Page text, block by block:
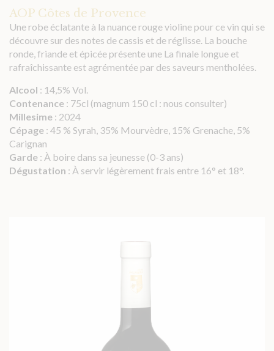
AOP Côtes de Provence
Une robe éclatante à la nuance rouge violine pour ce vin qui se
découvre sur des notes de cassis et de réglisse. La bouche
ronde, friande et épicée présente une La finale longue et
rafraîchissante est agrémentée par des saveurs mentholées.
Alcool : 14,5% Vol.
Contenance : 75cl (magnum 150 cl : nous consulter)
Millesime : 2024
Cépage : 45 % Syrah, 35% Mourvèdre, 15% Grenache, 5%
Carignan
Garde : À boire dans sa jeunesse (0-3 ans)
Dégustation : À servir légèrement frais entre 16° et 18°.